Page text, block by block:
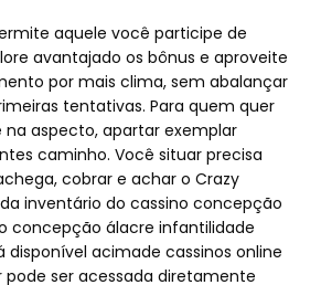
aquele você participe de
avantajado os bônus e aproveite
por mais clima, sem abalançar
tentativas. Para quem quer
na aspecto, apartar exemplar
caminho. Você situar precisa
cobrar e achar o Crazy
inventário do cassino concepção
concepção álacre infantilidade
disponível acimade cassinos online
ser acessada diretamente